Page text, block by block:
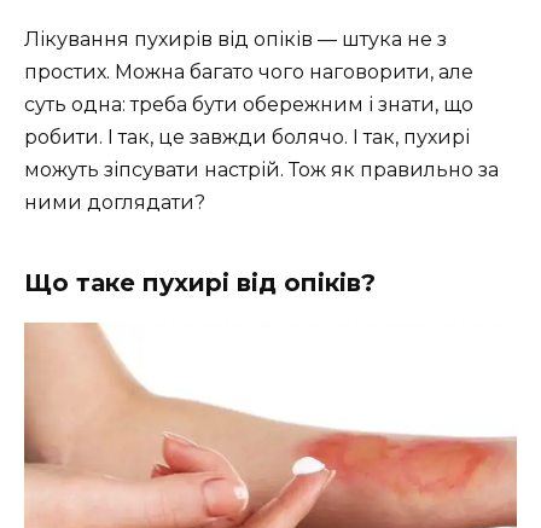
Лікування пухирів від опіків — штука не з
простих. Можна багато чого наговорити, але
суть одна: треба бути обережним і знати, що
робити. І так, це завжди болячо. І так, пухирі
можуть зіпсувати настрій. Тож як правильно за
ними доглядати?
Що таке пухирі від опіків?